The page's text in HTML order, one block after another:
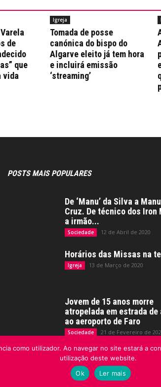
de
que
vida
Igreja
Tomada de posse
canónica do bispo do
Algarve eleito já tem hora
e incluirá emissão
‘streaming’
POSTS MAIS POPULARES
De ‘Manu’ da Silva a
Cruz. De técnico dos Iron
a irmão...
Sociedade 12 de Abril de 2020
Horários das Missas na
Igreja 13 de Março de 2020
Jovem de 15 anos morre
atropelada em estrada de
ao aeroporto de Faro
Sociedade 21 de Fevereiro de
como utilizador. Ao navegar no site estará a
utilização deste website.
Ok
Ler mais